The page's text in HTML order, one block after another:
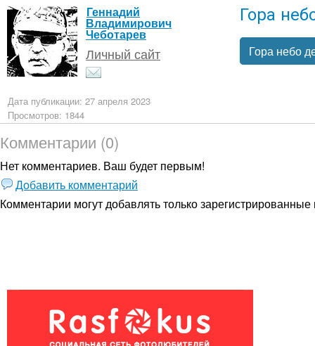
Геннадий
Владимирович
Чеботарев
Личный сайт
Гора
Гора небо
Дата публикации: 27 апреля 2023
Просмотров: 1844
Комментарии (0)
Нет комментариев. Ваш будет первым!
Добавить комментарий
Комментарии могут добавлять толькозарегистрированные